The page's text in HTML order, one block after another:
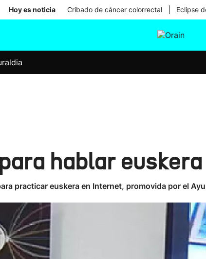
Hoy es noticia Cribado de cáncer colorrectal Eclipse
hablar
practicar euskera en Internet, promovida por el